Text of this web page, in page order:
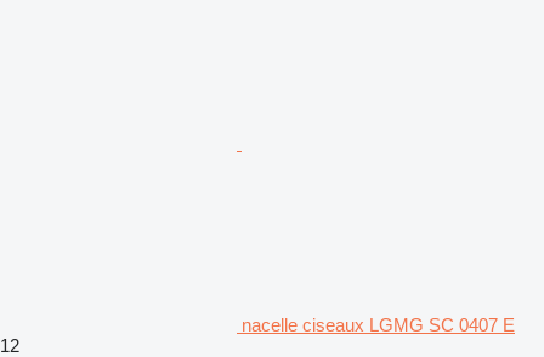
nacelle ciseaux LGMG SC 0407 E
12